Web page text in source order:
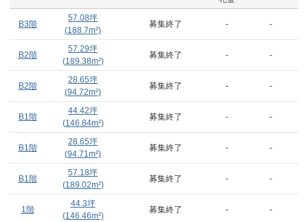
B3階
57.08坪
(188.7m²)
募集終了 - -
B2階
57.29坪
(189.38m²)
募集終了 - -
B2階
28.65坪
(94.72m²)
募集終了 - -
B1階
44.42坪
(146.84m²)
募集終了 - -
B1階
28.65坪
(94.71m²)
募集終了 - -
B1階
57.18坪
(189.02m²)
募集終了 - -
1階
44.3坪
(146.46m²)
募集終了 - -